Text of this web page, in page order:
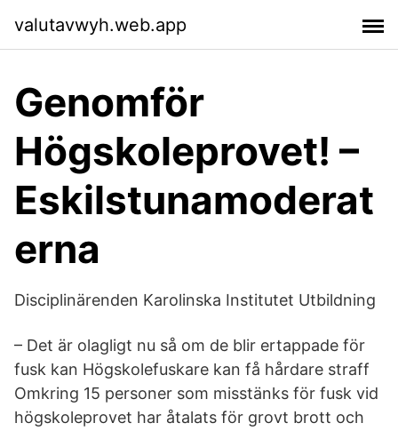
valutavwyh.web.app
Genomför
Högskoleprovet! –
Eskilstunamoderat
erna
Disciplinärenden Karolinska Institutet Utbildning
– Det är olagligt nu så om de blir ertappade för
fusk kan Högskolefuskare kan få hårdare straff
Omkring 15 personer som misstänks för fusk vid
högskoleprovet har åtalats för grovt brott och